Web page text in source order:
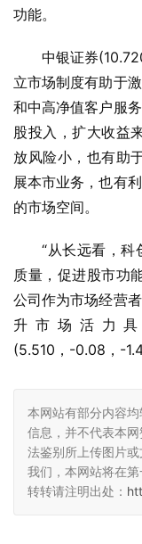
功能。
中银证券
立市场制度有助于
和中高净值客户服
股投入，扩大收益
放风险小，也有助
展本市业务，也有
的市场空间。
“从长远看，
质量，促进股市功
公司作为市场经营
升市场活力
(5.510，-0.08，-
本网站有部分内容
信息，并不代表本
法鉴别所上传图片
我们，本网站将在第
转转请注明出处：